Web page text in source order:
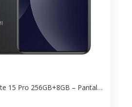
Xiaomi Redmi Note 15 Pro 256GB+8GB – Pantalla AMOLED 120Hz